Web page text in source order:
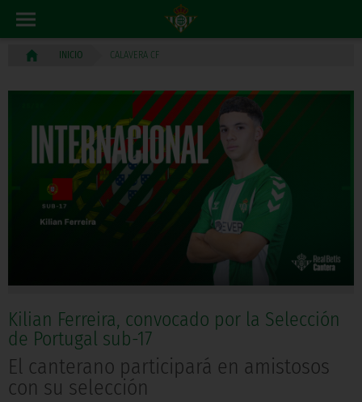
INICIO CALAVERA CF
Kilian Ferreira, convocado por la Selección
de Portugal sub-17
El canterano participará en amistosos
con su selección